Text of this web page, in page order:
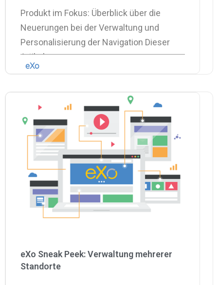
Produkt im Fokus: Überblick über die
Neuerungen bei der Verwaltung und
Personalisierung der Navigation Dieser
Artikel
eXo
eXo Sneak Peek: Verwaltung mehrerer
Standorte